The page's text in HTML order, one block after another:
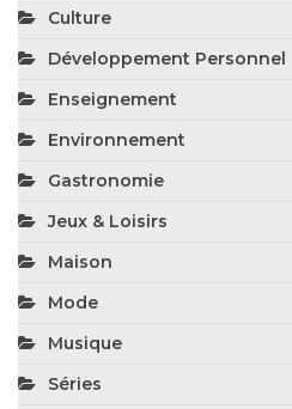
Culture
Développement Personnel
Enseignement
Environnement
Gastronomie
Jeux & Loisirs
Maison
Mode
Musique
Séries